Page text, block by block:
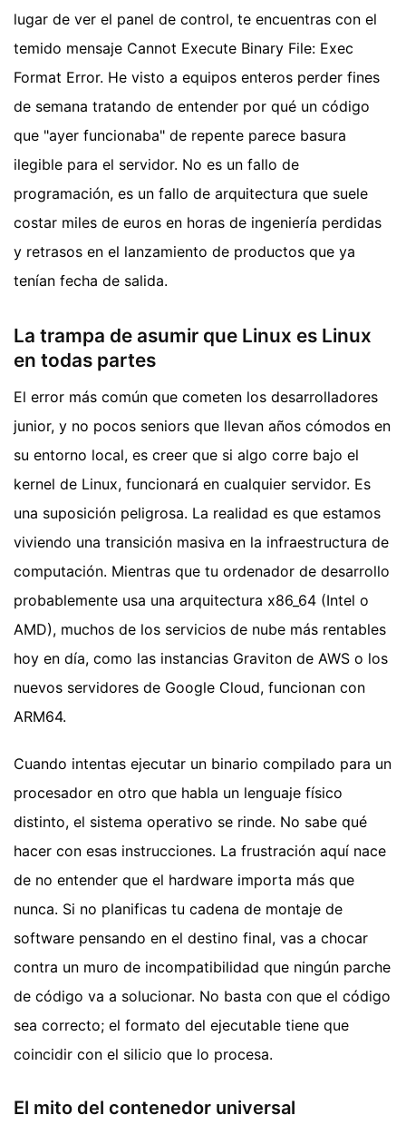
lugar de ver el panel de control, te encuentras con el
temido mensaje Cannot Execute Binary File: Exec
Format Error. He visto a equipos enteros perder fines
de semana tratando de entender por qué un código
que "ayer funcionaba" de repente parece basura
ilegible para el servidor. No es un fallo de
programación, es un fallo de arquitectura que suele
costar miles de euros en horas de ingeniería perdidas
y retrasos en el lanzamiento de productos que ya
tenían fecha de salida.
La trampa de asumir que Linux es Linux
en todas partes
El error más común que cometen los desarrolladores
junior, y no pocos seniors que llevan años cómodos en
su entorno local, es creer que si algo corre bajo el
kernel de Linux, funcionará en cualquier servidor. Es
una suposición peligrosa. La realidad es que estamos
viviendo una transición masiva en la infraestructura de
computación. Mientras que tu ordenador de desarrollo
probablemente usa una arquitectura x86_64 (Intel o
AMD), muchos de los servicios de nube más rentables
hoy en día, como las instancias Graviton de AWS o los
nuevos servidores de Google Cloud, funcionan con
ARM64.
Cuando intentas ejecutar un binario compilado para un
procesador en otro que habla un lenguaje físico
distinto, el sistema operativo se rinde. No sabe qué
hacer con esas instrucciones. La frustración aquí nace
de no entender que el hardware importa más que
nunca. Si no planificas tu cadena de montaje de
software pensando en el destino final, vas a chocar
contra un muro de incompatibilidad que ningún parche
de código va a solucionar. No basta con que el código
sea correcto; el formato del ejecutable tiene que
coincidir con el silicio que lo procesa.
El mito del contenedor universal